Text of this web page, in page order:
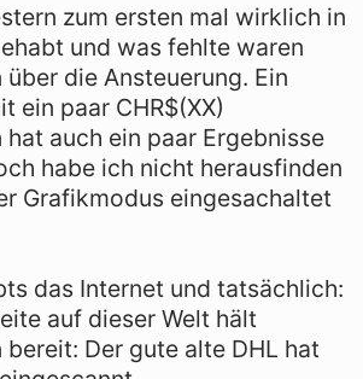
zum ersten mal wirklich in
und was fehlte waren
die Ansteuerung. Ein
ein paar CHR$(XX)
auch ein paar Ergebnisse
habe ich nicht herausfinden
Grafikmodus eingesachaltet
das Internet und tatsächlich:
auf dieser Welt hält
Der gute alte DHL hat